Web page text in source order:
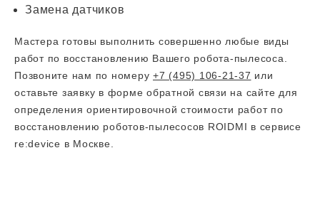
Замена датчиков
Мастера готовы выполнить совершенно любые виды
работ по восстановлению Вашего робота-пылесоса.
Позвоните нам по номеру +7 (495) 106-21-37 или
оставьте заявку в форме обратной связи на сайте для
определения ориентировочной стоимости работ по
восстановлению роботов-пылесосов ROIDMI в сервисе
re:device в Москве.